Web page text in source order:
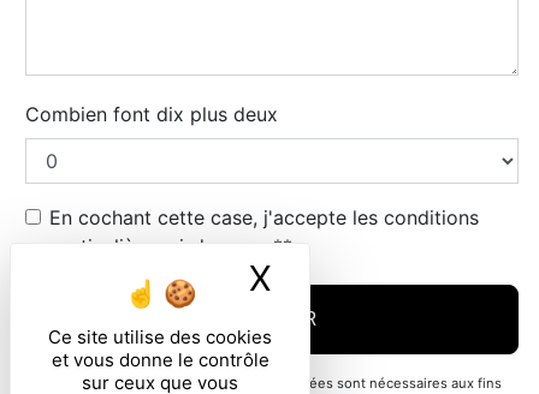
Ce site utilise des cookies
et vous donne le contrôle
sur ceux que vous
X Masquer le
Combien font dix plus deux
En cochant cette case, j'accepte les conditions
particulières ci-dessous **
ENVOYER
** Les données personnelles communiquées sont nécessaires aux fins